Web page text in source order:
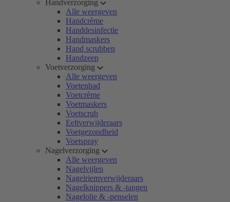
Handverzorging
Alle weergeven
Handcrème
Handdesinfectie
Handmaskers
Hand scrubben
Handzeep
Voetverzorging
Alle weergeven
Voetenbad
Voetcrème
Voetmaskers
Voetscrub
Eeltverwijderaars
Voetgezondheid
Voetspray
Nagelverzorging
Alle weergeven
Nagelvijlen
Nagelriemverwijderaars
Nagelknippers & -tangen
Nagelolie & -penselen